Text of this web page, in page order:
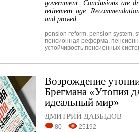
government. Conclusions are
retirement age.
and proved.
pension reform, pension system,
пенсионная реформа,
устойчивость пенсионных
Возрождение
Брегмана «Утопия
идеальный мир»
ДМИТРИЙ ДАВЫДОВ
80 25192